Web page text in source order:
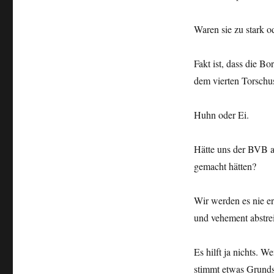
Waren sie zu stark
Fakt ist, dass die
dem vierten
Huhn oder Ei.
Hätte uns der BVB
gemacht hätten?
Wir werden es nie
und vehement
Es hilft ja nichts.
stimmt etwas